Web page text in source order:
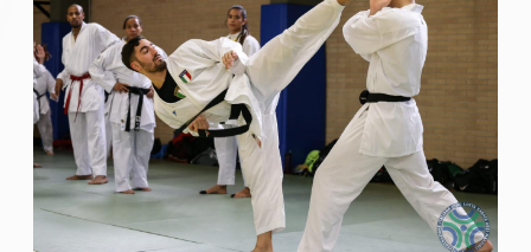
News
Gare e Risultati
Attività Didattica
Albi Federali
Karate
La disciplina
News
Gare e Risultati
Attività Didattica
Albi Federali